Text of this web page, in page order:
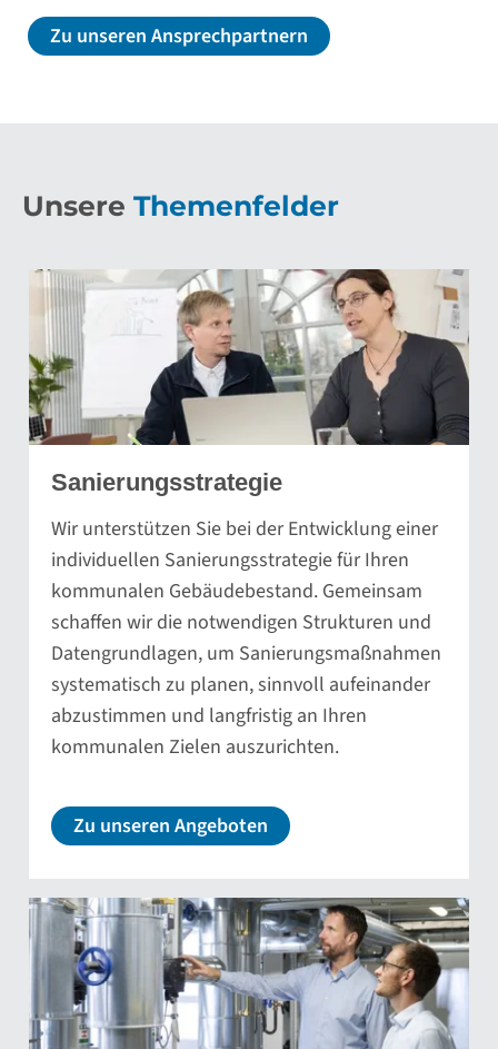
Zu unseren Ansprechpartnern
Unsere Themenfelder
Sanierungsstrategie
Wir unterstützen Sie bei der Entwicklung einer
individuellen Sanierungsstrategie für Ihren
kommunalen Gebäudebestand. Gemeinsam
schaffen wir die notwendigen Strukturen und
Datengrundlagen, um Sanierungsmaßnahmen
systematisch zu planen, sinnvoll aufeinander
abzustimmen und langfristig an Ihren
kommunalen Zielen auszurichten.
Zu unseren Angeboten